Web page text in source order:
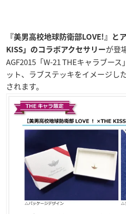
『美男高校地球防衛部LOVE!』と
KISS」のコラボアクセサリーが登
AGF2015「W-21 THEキャラブー
ット、ラブステッキをイメージし
されます。